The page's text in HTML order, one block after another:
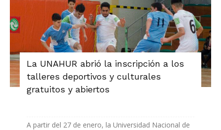
La UNAHUR abrió la inscripción a los
talleres deportivos y culturales
gratuitos y abiertos
A partir del 27 de enero, la Universidad Nacional de